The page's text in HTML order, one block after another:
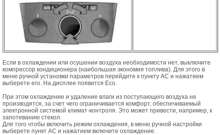
Если в охлаждении или осушении воздуха необходимости нет, выключите
компрессор кондиционера (наибольшая экономия топлива). Для этого в
меню ручной установки параметров перейдите к пункту АС и нажатием
выберете его. На дисплее появится Есо.
При этом охлаждение и удаление влаги из поступающего воздуха не
производятся, за счет чего ограничивается комфорт, обеспечиваемый
электронной системой климат-контроля. Это может привести, например, к
запотеванию стекол.
Для того чтобы включить режим охлаждения, в меню ручной настройки
выберете пункт АС и нажатием включите охлаждение.